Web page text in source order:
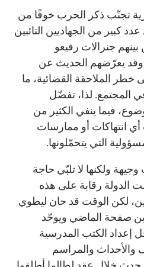
تجنّب ذكر الحرب خوفًا من
عدد كبير من الجهاديين التائبين
جنرالات رفيعو
وقد يعرّضهم الحديث عن
خطر الملاحقة القضائية، ما
المجتمع. لذا، تفضّل
فيما ينفي الكثير من
انتهاكات أو ممارسات
التي يتحمّلونها.
ولكنها لا تلبّي حاجة
الدولة رقابة على هذه
لكن الوقت قد حان ليطوي
صفحة الماضي ويوحّد
إعداد الكتب المدرسية
والأحداث والمراسم